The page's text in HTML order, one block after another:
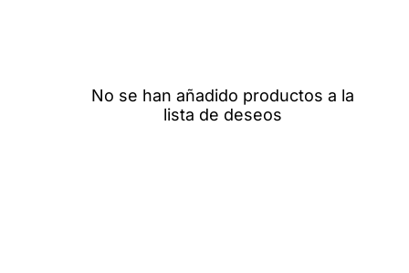
No se han añadido productos a la
lista de deseos